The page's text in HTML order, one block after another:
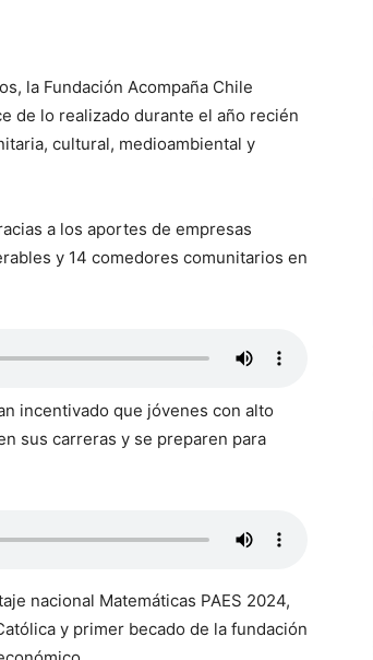
la Fundación Acompaña Chile
de lo realizado durante el año recién
cultural, medioambiental y
a los aportes de empresas
y 14 comedores comunitarios en
incentivado que jóvenes con alto
sus carreras y se preparen para
nacional Matemáticas PAES 2024,
y primer becado de la fundación